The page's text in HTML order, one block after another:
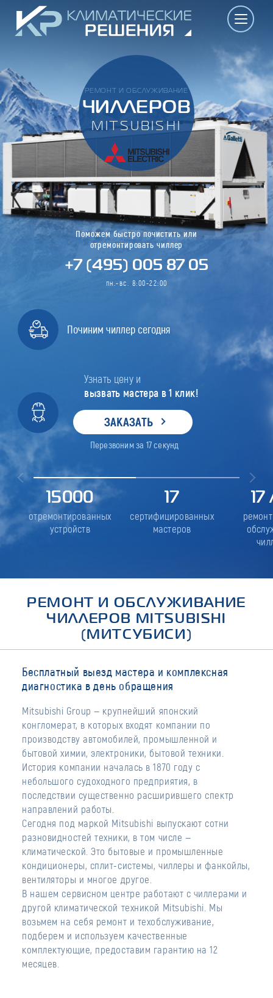
РЕМОНТ И ОБСЛУЖИВАНИЕ
ЧИЛЛЕРОВ
MITSUBISHI
Поможем быстро почистить или
отремонтировать чиллер
+7 (495) 005 87 05
пн.-вс. 8:00-22:00
Починим чиллер сегодня
Узнать цену и
вызвать мастера в 1 клик!
ЗАКАЗАТЬ
Перезвоним за 17секунд
15000
отремонтированных
устройств
17
сертифицированных
мастеров
17
РЕМОНТ И ОБСЛУЖИВАНИЕ
ЧИЛЛЕРОВ MITSUBISHI
(МИТСУБИСИ)
Бесплатный выезд мастера и комплексная
диагностика в день обращения
Mitsubishi Group — крупнейший японский
конгломерат, в которых входят компании по
производству автомобилей, промышленной и
бытовой химии, электроники, бытовой техники.
История компании началась в 1870 году с
небольшого судоходного предприятия, в
последствии существенно расширившего спектр
направлений работы.
Сегодня под маркой Mitsubishi выпускают сотни
разновидностей техники, в том числе —
климатической. Это бытовые и промышленные
кондиционеры, сплит-системы, чиллеры и фанкойлы,
вентиляторы и многое другое.
В нашем сервисном центре работают с чиллерами и
другой климатической техникой Mitsubishi. Мы
возьмем на себя ремонт и техобслуживание,
подберем и используем качественные
комплектующие, предоставим гарантию на 12
месяцев.